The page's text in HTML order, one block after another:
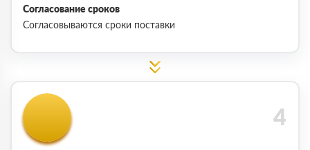
Согласование сроков
Согласовываются сроки поставки